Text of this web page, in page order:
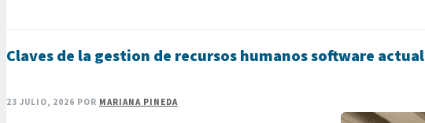
Claves de la gestion de recursos humanos software actual
23 JULIO, 2026 POR MARIANA PINEDA